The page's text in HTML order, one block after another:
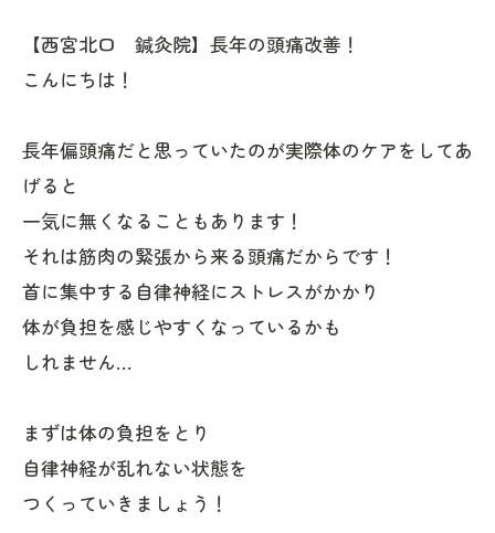
【西宮北口 鍼灸院】長年の頭痛改善！
こんにちは！
長年偏頭痛だと思っていたのが実際体のケアをしてあ
げると
一気に無くなることもあります！
それは筋肉の緊張から来る頭痛だからです！
首に集中する自律神経にストレスがかかり
体が負担を感じやすくなっているかも
しれません…
まずは体の負担をとり
自律神経が乱れない状態を
つくっていきましょう！